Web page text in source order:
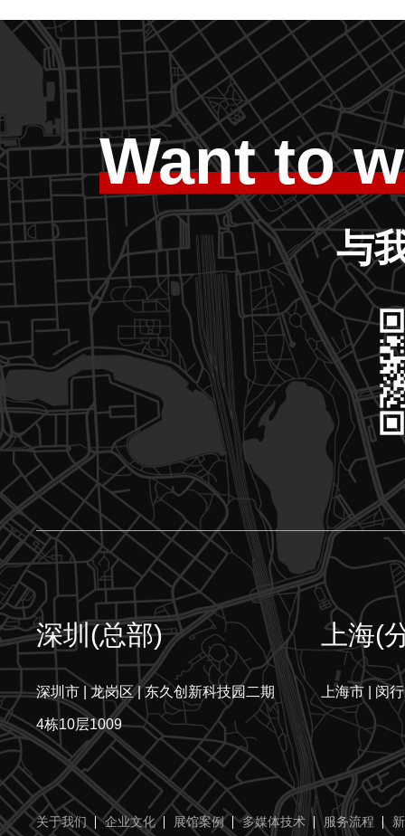
Want to
与
深圳(总部)
深圳市 | 龙岗区 | 东久创新科技园二期
4栋10层1009
上海(
上海市 | 闵
关于我们 企业文化 展馆案例 多媒体技术 服务流程